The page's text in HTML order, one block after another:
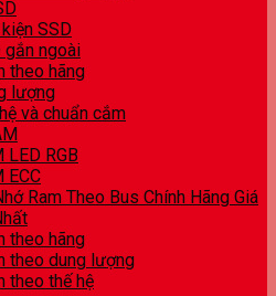
SSD
gắn ngoài
theo hãng
lượng
và chuẩn cắm
LED RGB
ECC
Ram Theo Bus Chính Hãng Giá
theo hãng
theo dung lượng
theo thế hệ